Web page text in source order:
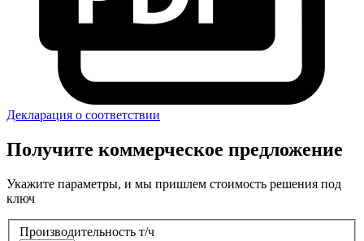
Декларация о соответствии
Получите коммерческое предложение
Укажите параметры, и мы пришлем стоимость решения под
ключ
Производительность т/ч